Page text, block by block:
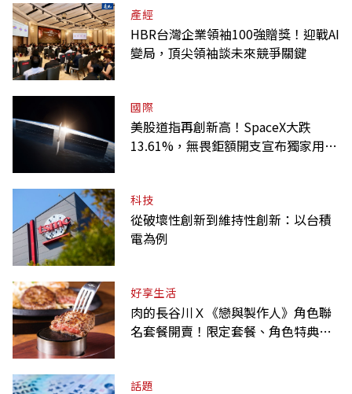
產經
HBR台灣企業領袖100強贈獎！迎戰AI
變局，頂尖領袖談未來競爭關鍵
國際
美股道指再創新高！SpaceX大跌
13.61%，無畏鉅額開支宣布獨家用輝
科技
從破壞性創新到維持性創新：以台積
電為例
好享生活
肉的長谷川Ｘ《戀與製作人》角色聯
名套餐開賣！限定套餐、角色特典、
話題